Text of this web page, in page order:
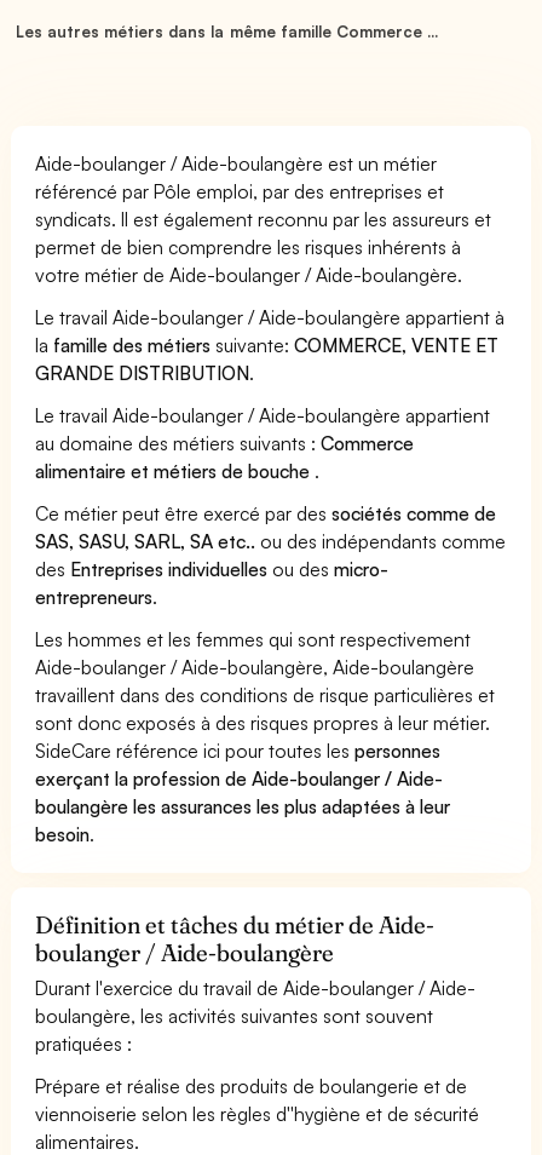
Les autres métiers dans la même famille Commerce ...
Aide-boulanger / Aide-boulangère est un métier
référencé par Pôle emploi, par des entreprises et
syndicats. Il est également reconnu par les assureurs et
permet de bien comprendre les risques inhérents à
votre métier de Aide-boulanger / Aide-boulangère.
Le travail Aide-boulanger / Aide-boulangère appartient à
la famille des métiers suivante:COMMERCE, VENTE ET
GRANDE DISTRIBUTION.
Le travail Aide-boulanger / Aide-boulangère appartient
au domaine des métiers suivants :Commerce
alimentaire et métiers de bouche .
Ce métier peut être exercé par dessociétés comme de
SAS, SASU, SARL, SA etc.. ou des indépendants comme
des Entreprises individuelles ou desmicro-
entrepreneurs.
Les hommes et les femmes qui sont respectivement
Aide-boulanger / Aide-boulangère, Aide-boulangère
travaillent dans des conditions de risque particulières et
sont donc exposés à des risques propres à leur métier.
SideCare référence ici pour toutes lespersonnes
exerçant la profession de Aide-boulanger / Aide-
boulangère les assurances les plus adaptées à leur
besoin.
Définition et tâches du métier de Aide-
boulanger / Aide-boulangère
Durant l'exercice du travail de Aide-boulanger / Aide-
boulangère, les activités suivantes sont souvent
pratiquées :
Prépare et réalise des produits de boulangerie et de
viennoiserie selon les règles d''hygiène et de sécurité
alimentaires.